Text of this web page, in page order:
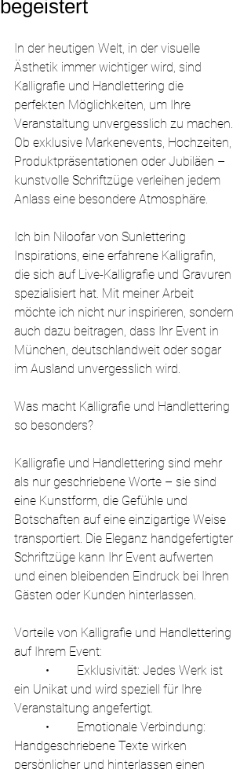
begeistert
In der heutigen Welt, in der visuelle
Ästhetik immer wichtiger wird, sind
Kalligrafie und Handlettering die
perfekten Möglichkeiten, um Ihre
Veranstaltung unvergesslich zu machen.
Ob exklusive Markenevents, Hochzeiten,
Produktpräsentationen oder Jubiläen –
kunstvolle Schriftzüge verleihen jedem
Anlass eine besondere Atmosphäre.
Ich bin Niloofar von Sunlettering
Inspirations, eine erfahrene Kalligrafin,
die sich auf Live-Kalligrafie und Gravuren
spezialisiert hat. Mit meiner Arbeit
möchte ich nicht nur inspirieren, sondern
auch dazu beitragen, dass Ihr Event in
München, deutschlandweit oder sogar
im Ausland unvergesslich wird.
Was macht Kalligrafie und Handlettering
so besonders?
Kalligrafie und Handlettering sind mehr
als nur geschriebene Worte – sie sind
eine Kunstform, die Gefühle und
Botschaften auf eine einzigartige Weise
transportiert. Die Eleganz handgefertigter
Schriftzüge kann Ihr Event aufwerten
und einen bleibenden Eindruck bei Ihren
Gästen oder Kunden hinterlassen.
Vorteile von Kalligrafie und Handlettering
auf Ihrem Event:
ein Unikat und wird speziell für Ihre
Veranstaltung angefertigt.
Handgeschriebene Texte wirken
persönlicher und hinterlassen einen